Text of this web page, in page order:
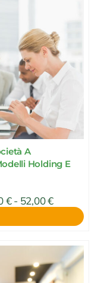
80,00 €
A
Holding E
€ - 52,00€Fascia
prezzo:
32,00 €
a
52,00 €